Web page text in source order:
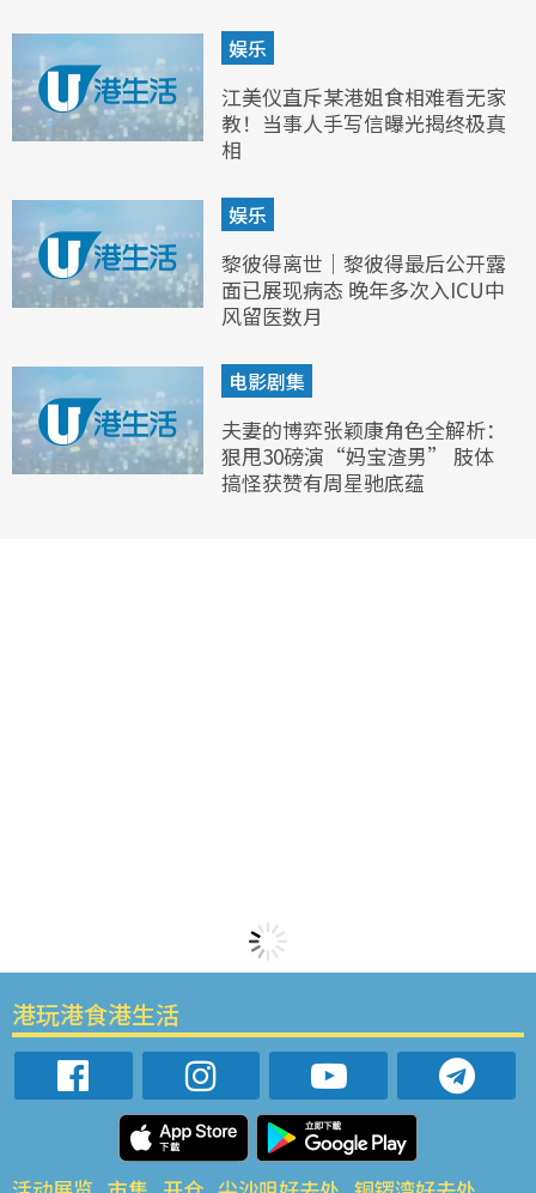
娱乐
江美仪直斥某港姐食相难看无家
教！当事人手写信曝光揭终极真
相
娱乐
黎彼得离世｜黎彼得最后公开露
面已展现病态 晚年多次入ICU中
风留医数月
电影剧集
夫妻的博弈张颖康角色全解析：
狠甩30磅演“妈宝渣男” 肢体
搞怪获赞有周星驰底蕴
港玩港食港生活